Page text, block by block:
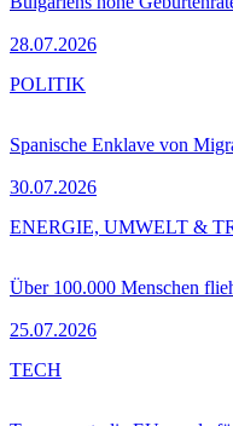
28.07.2026
Spanische Enklave von
30.07.2026
POLITIK
Über 100.000 Menschen
25.07.2026
ENERGIE, UMWELT &
TECH